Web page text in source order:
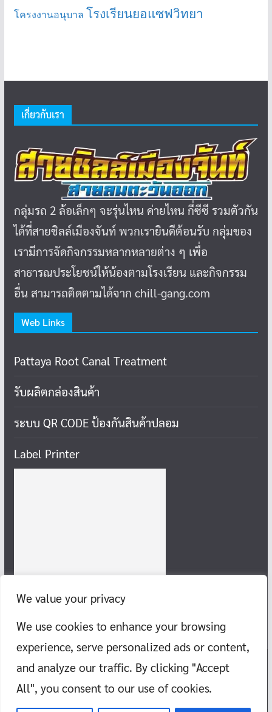
We value your privacy
We use cookies to enhance your browsing
experience, serve personalized ads or content,
and analyze our traffic. By clicking "Accept
All", you consent to our use of cookies.
โครงงานอนุบาล โรงเรียนยอแซฟวิทยา
เกี่ยวกับเรา
กลุ่มรถ 2 ล้อเล็กๆ จะรุ่นไหน ค่ายไหน กี่ซีซี รวมตัวกัน
ได้ที่สายชิลล์เมืองจันท์ พวกเรายินดีต้อนรับ กลุ่มของ
เรามีการจัดกิจกรรมหลากหลายต่าง ๆ เพื่อ
สาธารณประโยชน์ให้น้องตามโรงเรียน และกิจกรรม
อื่น สามารถติดตามได้จาก chill-gang.com
Web Links
Pattaya Root Canal Treatment
รับผลิตกล่องสินค้า
ระบบ QR CODE ป้องกันสินค้าปลอม
Label Printer
Copyright © 2026แก๊งสายชิลล์ พากิน พาเที่ยว ทะเล ภูเขา วัด สอนว่าย